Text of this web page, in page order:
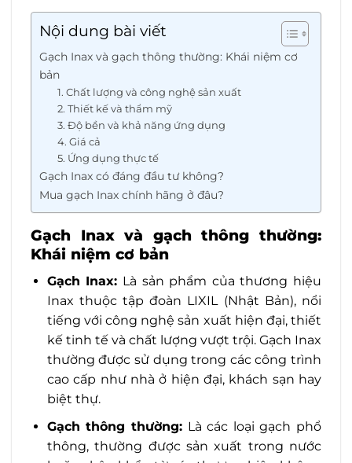
Nội dung bài viết
Gạch Inax và gạch thông thường: Khái niệm cơ
bản
1. Chất lượng và công nghệ sản xuất
2. Thiết kế và thẩm mỹ
3. Độ bền và khả năng ứng dụng
4. Giá cả
5. Ứng dụng thực tế
Gạch Inax có đáng đầu tư không?
Mua gạch Inax chính hãng ở đâu?
Gạch Inax và gạch thông thường:
Khái niệm cơ bản
Gạch Inax: Là sản phẩm của thương hiệu
Inax thuộc tập đoàn LIXIL (Nhật Bản), nổi
tiếng với công nghệ sản xuất hiện đại, thiết
kế tinh tế và chất lượng vượt trội. Gạch Inax
thường được sử dụng trong các công trình
cao cấp như nhà ở hiện đại, khách sạn hay
biệt thự.
Gạch thông thường: Là các loại gạch phổ
thông, thường được sản xuất trong nước